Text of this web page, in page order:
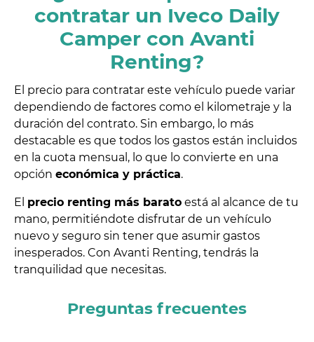
contratar un Iveco Daily
Camper con Avanti
Renting?
El precio para contratar este vehículo puede variar
dependiendo de factores como el kilometraje y la
duración del contrato. Sin embargo, lo más
destacable es que todos los gastos están incluidos
en la cuota mensual, lo que lo convierte en una
opción económica y práctica.
El precio renting más barato está al alcance de tu
mano, permitiéndote disfrutar de un vehículo
nuevo y seguro sin tener que asumir gastos
inesperados. Con Avanti Renting, tendrás la
tranquilidad que necesitas.
Preguntas frecuentes